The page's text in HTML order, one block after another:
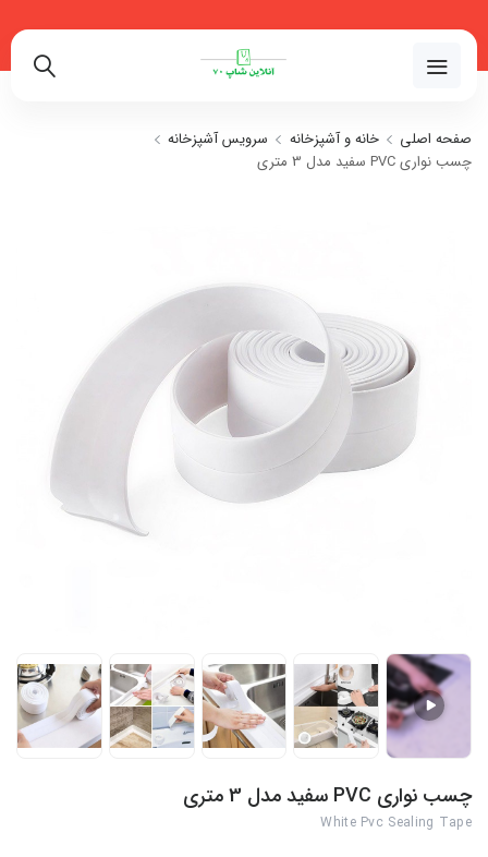
صفحه اصلی خانه و آشپزخانه
سرویس آشپزخانه
چسب نواری PVC سفید مدل 3 متری
چسب نواری PVC سفید مدل 3 متری
White Pvc Sealing Tape